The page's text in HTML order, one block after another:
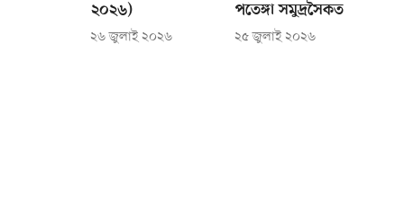
২০২৬)
২৬ জুলাই ২০২৬
পতেঙ্গা সমুদ্রসৈকত
২৫ জুলাই ২০২৬